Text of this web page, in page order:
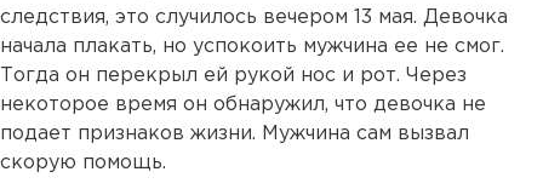
следствия, это случилось вечером 13 мая. Девочка
начала плакать, но успокоить мужчина ее не смог.
Тогда он перекрыл ей рукой нос и рот. Через
некоторое время он обнаружил, что девочка не
подает признаков жизни. Мужчина сам вызвал
скорую помощь.